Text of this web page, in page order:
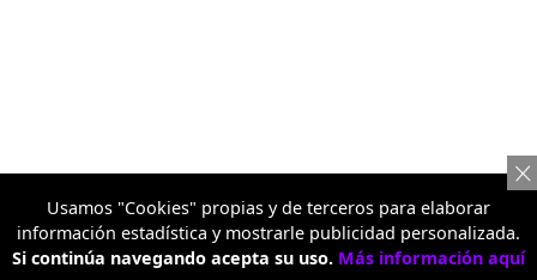
Pop Out 2.0 amplía aún más la flexibilidad creativa,
Usamos "Cookies" propias y de terceros para elaborar
información estadística y mostrarle publicidad personalizada.
Si continúa navegando acepta su uso. Más información aquí